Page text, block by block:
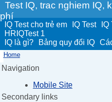
Test IQ, trac nghiem IQ,
phí
IQ Test cho trẻ em IQ Test IQ
HRIQTest 1
IQ là gì?
Bảng quy đổi IQ
Home
Navigation
Mobile Site
Secondary links